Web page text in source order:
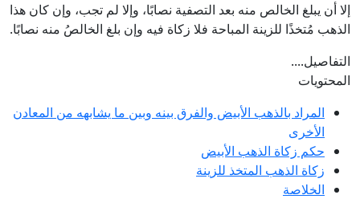
إلا أن يبلغ الخالص منه بعد التصفية نصابًا، وإلا لم تجب، وإن كان هذا
الذهب مُتخذًا للزينة المباحة فلا زكاة فيه وإن بلغ الخالصُ منه نصابًا.
التفاصيل....
المحتويات
المراد بالذهب الأبيض والفرق بينه وبين ما يشابهه من المعادن
الأخرى
حكم زكاة الذهب الأبيض
زكاة الذهب المتخذ للزينة
الخلاصة